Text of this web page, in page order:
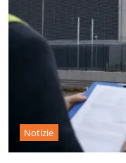
Notizie